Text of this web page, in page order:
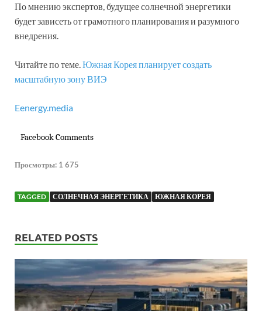
По мнению экспертов, будущее солнечной энергетики
будет зависеть от грамотного планирования и разумного
внедрения.
Читайте по теме.Южная Корея планирует создать
масштабную зону ВИЭ
Eenergy.media
Facebook Comments
Просмотры: 1 675
TAGGED СОЛНЕЧНАЯ ЭНЕРГЕТИКА ЮЖНАЯ КОРЕЯ
RELATED POSTS